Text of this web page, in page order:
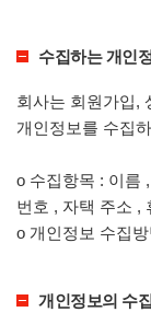
수집하는 개인
회사는 회원가입,
개인정보를 수집
ο 수집항목 : 이름
번호 , 자택 주소 ,
ο 개인정보 수집
개인정보의 수